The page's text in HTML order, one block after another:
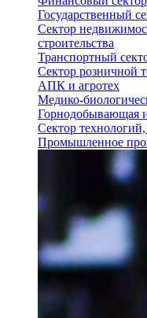
Государственный
Сектор
строительства
Транспортный
Сектор розничной
АПК и агротех
Медико-
Горнодобывающая и
Сектор
Промышленное